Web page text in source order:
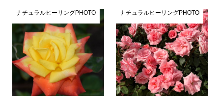
ナチュラルヒーリングPHOTO ナチュラルヒーリングPHOTO